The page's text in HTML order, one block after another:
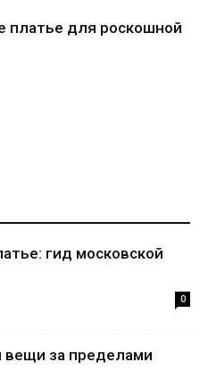
платье для роскошной
гид московской
0
вещи за пределами